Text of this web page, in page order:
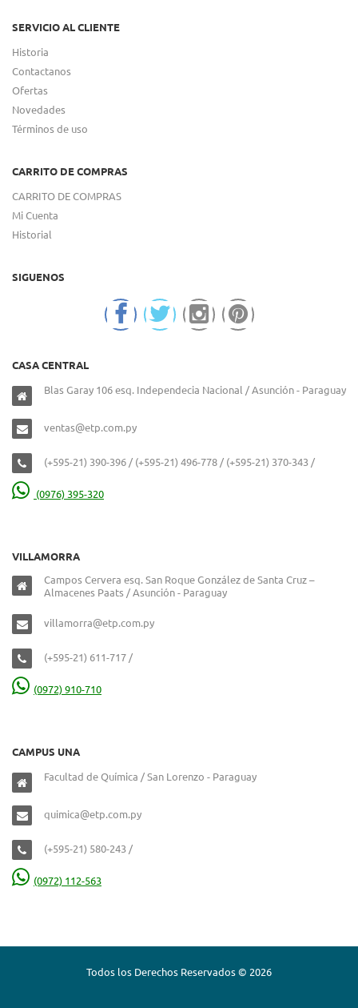
SERVICIO AL CLIENTE
Historia
Contactanos
Ofertas
Novedades
Términos de uso
CARRITO DE COMPRAS
CARRITO DE COMPRAS
Mi Cuenta
Historial
SIGUENOS
CASA CENTRAL
Blas Garay 106 esq. Independecia Nacional / Asunción - Paraguay
ventas@etp.com.py
(+595-21) 390-396 / (+595-21) 496-778 / (+595-21) 370-343 /
(0976) 395-320
VILLAMORRA
Campos Cervera esq. San Roque González de Santa Cruz –
Almacenes Paats / Asunción - Paraguay
villamorra@etp.com.py
(+595-21) 611-717 /
(0972) 910-710
CAMPUS UNA
Facultad de Química / San Lorenzo - Paraguay
quimica@etp.com.py
(+595-21) 580-243 /
(0972) 112-563
Todos los Derechos Reservados © 2026